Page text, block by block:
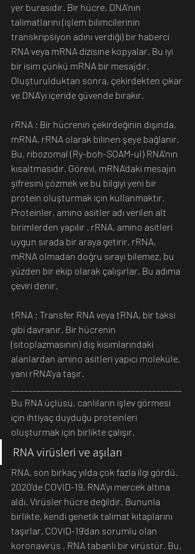
yer burasıdır. Bir hücre, DNA'nın
talimatlarını (işlem bilimcilerinin
transkripsiyon adını verdiği) bir haberci
RNA veya mRNA dizisine kopyalar. Bu iyi
bir isim çünkü mRNA bir mesajdır.
Oluşturulduktan sonra, çekirdekten çıkar
ve DNA'yı içeride güvende bırakır.
rRNA : Bir hücrenin çekirdeğinin dışında,
mRNA, rRNA olarak bilinen şeye bağlanır.
Bu, ribozomal (Ry-boh-SOAM-ul) RNA'nın
kısaltmasıdır. Görevi, mRNA'daki mesajın
şifresini çözmek ve bu bilgiyi yeni bir
protein oluşturmak için kullanmaktır.
Proteinler, amino asitler adı verilen alt
birimlerden yapılır . rRNA, amino asitleri
uygun sırada bir araya getirir. rRNA,
mRNA olmadan doğru sırayı bilemez, bu
yüzden bir ekip olarak çalışırlar. Bu adıma
çeviri denir.
tRNA : Transfer RNA veya tRNA, bir taksi
gibi davranır. Bir hücrenin
(sitoplazmasının) dış kısımlarındaki
alanlardan amino asitleri yapıcı moleküle,
yani rRNA'ya taşır.
Bu RNA üçlüsü, canlıların işlev görmesi
için ihtiyaç duyduğu proteinleri
oluşturmak için birlikte çalışır.
RNA virüsleri ve aşıları
RNA, son birkaç yılda çok fazla ilgi gördü.
2020'de COVID-19, RNA'yı mercek altına
aldı. Virüsler hücre değildir. Bununla
birlikte, kendi genetik talimat kitaplarını
taşırlar. COVID-19'dan sorumlu olan
koronavirüs , RNA tabanlı bir virüstür. Bu,